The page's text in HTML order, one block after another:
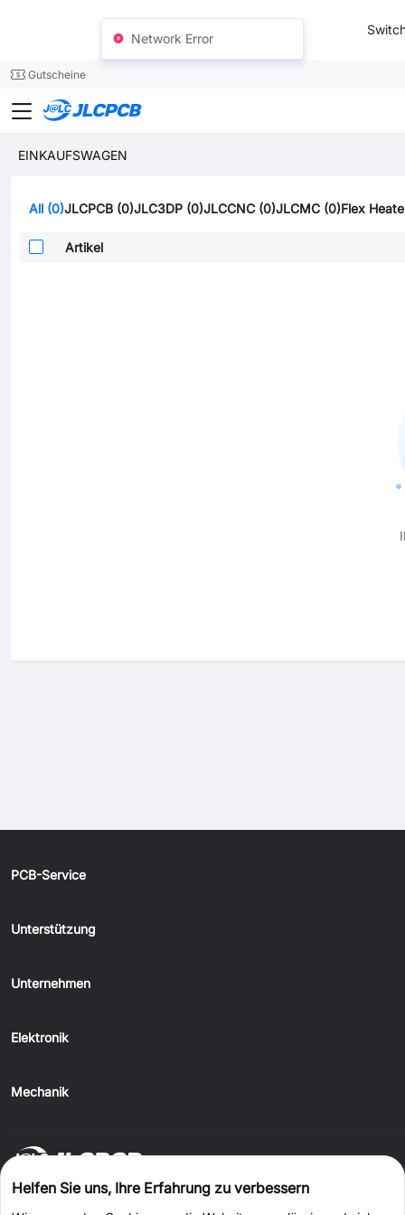
Gutscheine
JLCPCB
EINKAUFSWAGEN
All (0)JLCPCB (0)JLC3DP (0)JLCCNC (0)JLCMC (0)Flex
Artikel
PCB-Service
Unterstützung
Unternehmen
Elektronik
Mechanik
Helfen Sie uns, Ihre Erfahrung zu verbessern
Network Error